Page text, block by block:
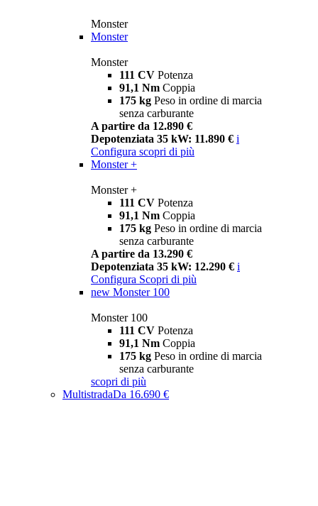
Monster
Monster
Monster
111 CV Potenza
91,1 Nm Coppia
175 kg Peso in ordine di marcia
senza carburante
A partire da 12.890 €
Depotenziata 35 kW: 11.890 € i
Configura scopri di più
Monster +
Monster +
111 CV Potenza
91,1 Nm Coppia
175 kg Peso in ordine di marcia
senza carburante
A partire da 13.290 €
Depotenziata 35 kW: 12.290 € i
Configura Scopri di più
new Monster 100
Monster 100
111 CV Potenza
91,1 Nm Coppia
175 kg Peso in ordine di marcia
senza carburante
scopri di più
MultistradaDa 16.690 €